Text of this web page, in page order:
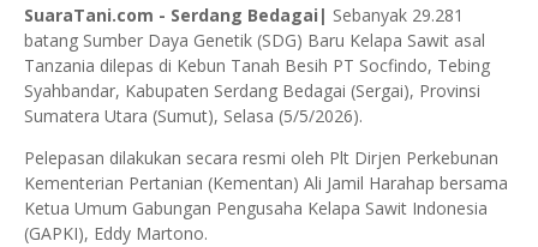
SuaraTani.com - Serdang Bedagai| Sebanyak 29.281
batang Sumber Daya Genetik (SDG) Baru Kelapa Sawit asal
Tanzania dilepas di Kebun Tanah Besih PT Socfindo, Tebing
Syahbandar, Kabupaten Serdang Bedagai (Sergai), Provinsi
Sumatera Utara (Sumut), Selasa (5/5/2026).
Pelepasan dilakukan secara resmi oleh Plt Dirjen Perkebunan
Kementerian Pertanian (Kementan) Ali Jamil Harahap bersama
Ketua Umum Gabungan Pengusaha Kelapa Sawit Indonesia
(GAPKI), Eddy Martono.